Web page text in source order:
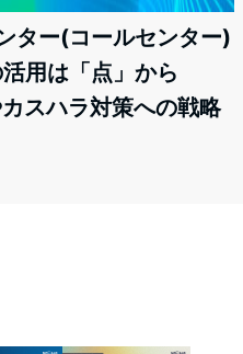
ター(コールセンター)
用は「点」から
スハラ対策への戦略